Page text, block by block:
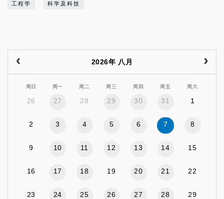
工程学 科学及科技
2026年 八月
周日 周一 周二 周三 周四 周五 周六
26 27 28 29 30 31 1
2 3 4 5 6 7 8
9 10 11 12 13 14 15
16 17 18 19 20 21 22
23 24 25 26 27 28 29